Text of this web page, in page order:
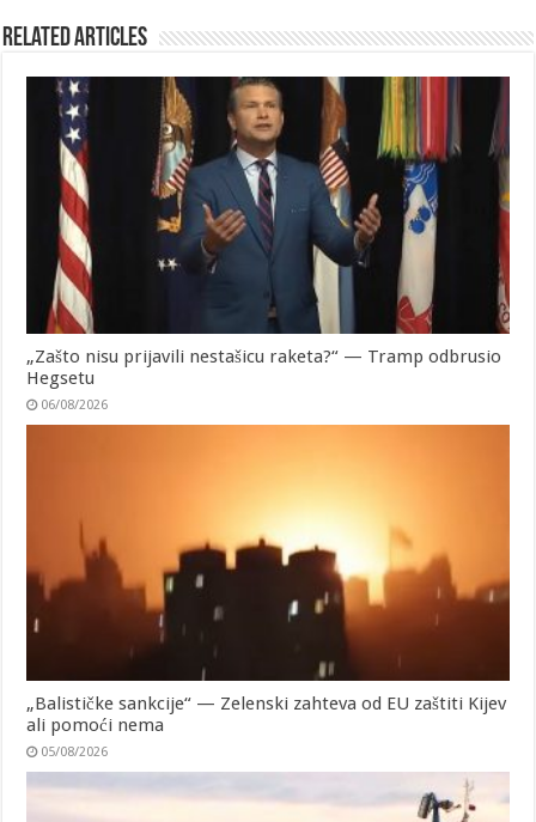
Related Articles
„Zašto nisu prijavili nestašicu raketa?“ — Tramp odbrusio
Hegsetu
06/08/2026
„Balističke sankcije“ — Zelenski zahteva od EU zaštiti Kijev
ali pomoći nema
05/08/2026